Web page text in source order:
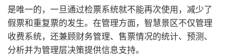
是唯一的，一旦通过检票系统就不能再次使用，减少了
假票和重复票的发生。在管理方面，智慧景区不仅管理
收费系统，还兼顾财务管理、售票情况的统计、预测、
分析并为管理层决策提供信息支持。